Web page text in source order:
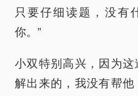
只要仔细读题，没有
你。”
小双特别高兴，因为这
解出来的，我没有帮